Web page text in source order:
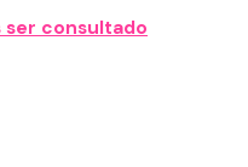
consultado